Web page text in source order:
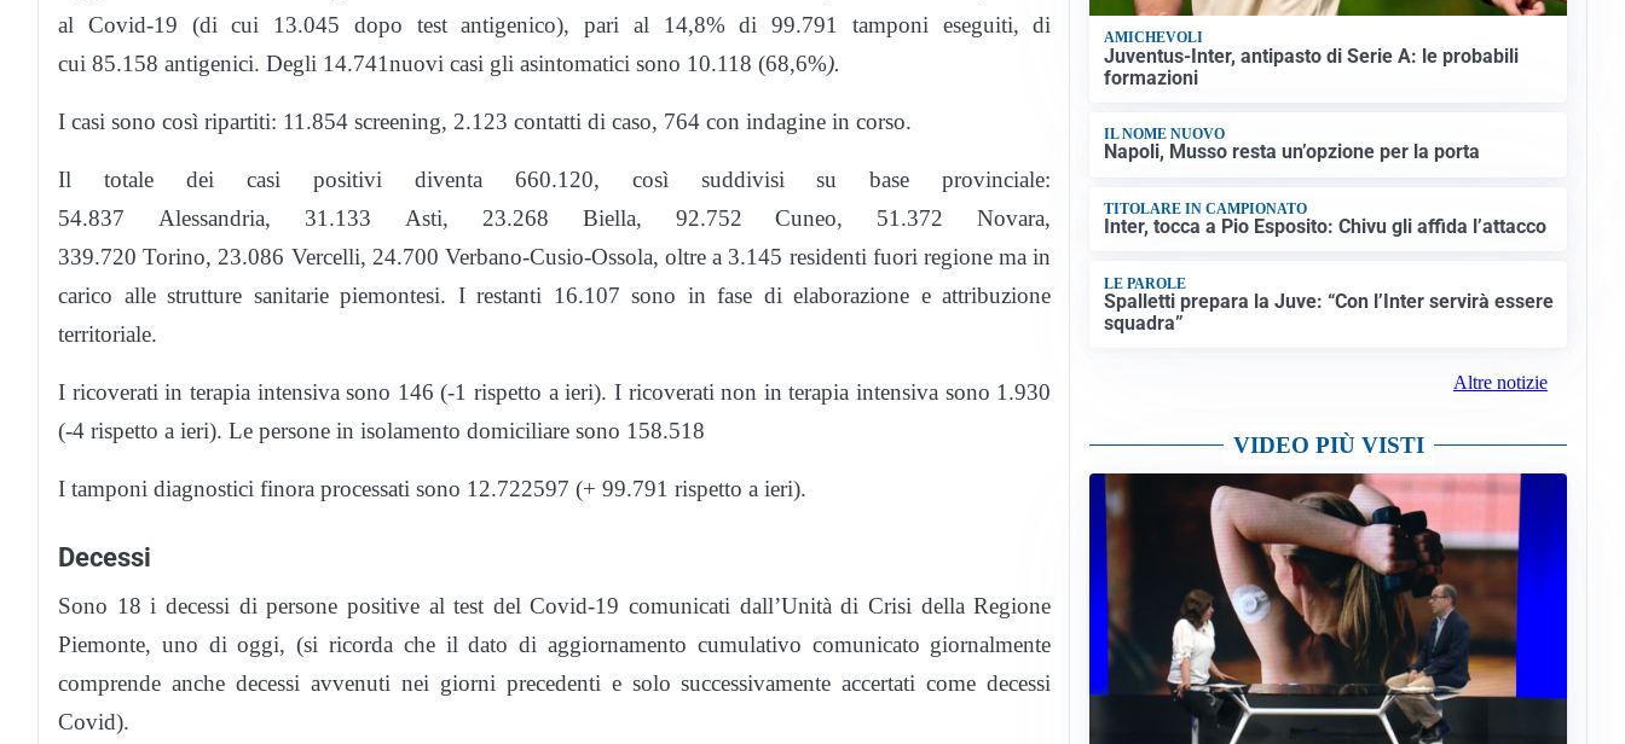
al Covid-19 (di cui 13.045 dopo test antigenico), pari al 14,8% di 99.791 tamponi eseguiti, di
cui 85.158 antigenici. Degli 14.741nuovi casi gli asintomatici sono 10.118 (68,6%).
I casi sono così ripartiti: 11.854 screening, 2.123 contatti di caso, 764 con indagine in corso.
Il totale dei casi positivi diventa 660.120, così suddivisi su base provinciale:
54.837 Alessandria, 31.133 Asti, 23.268 Biella, 92.752 Cuneo, 51.372 Novara,
339.720 Torino, 23.086 Vercelli, 24.700 Verbano-Cusio-Ossola, oltre a 3.145 residenti fuori regione ma in
carico alle strutture sanitarie piemontesi. I restanti 16.107 sono in fase di elaborazione e attribuzione
territoriale.
I ricoverati in terapia intensiva sono 146 (-1 rispetto a ieri). I ricoverati non in terapia intensiva sono 1.930
(-4 rispetto a ieri). Le persone in isolamento domiciliare sono 158.518
I tamponi diagnostici finora processati sono 12.722597 (+ 99.791 rispetto a ieri).
Decessi
Sono 18 i decessi di persone positive al test del Covid-19 comunicati dall’Unità di Crisi della Regione
Piemonte, uno di oggi, (si ricorda che il dato di aggiornamento cumulativo comunicato giornalmente
comprende anche decessi avvenuti nei giorni precedenti e solo successivamente accertati come decessi
Covid).
AMICHEVOLI
Juventus-Inter, antipasto di Serie A: le probabili
formazioni
IL NOME NUOVO
Napoli, Musso resta un’opzione per la porta
TITOLARE IN CAMPIONATO
Inter, tocca a Pio Esposito: Chivu gli affida l’attacco
LE PAROLE
Spalletti prepara la Juve: “Con l’Inter servirà essere
squadra”
Altre notizie
VIDEO PIÙ VISTI